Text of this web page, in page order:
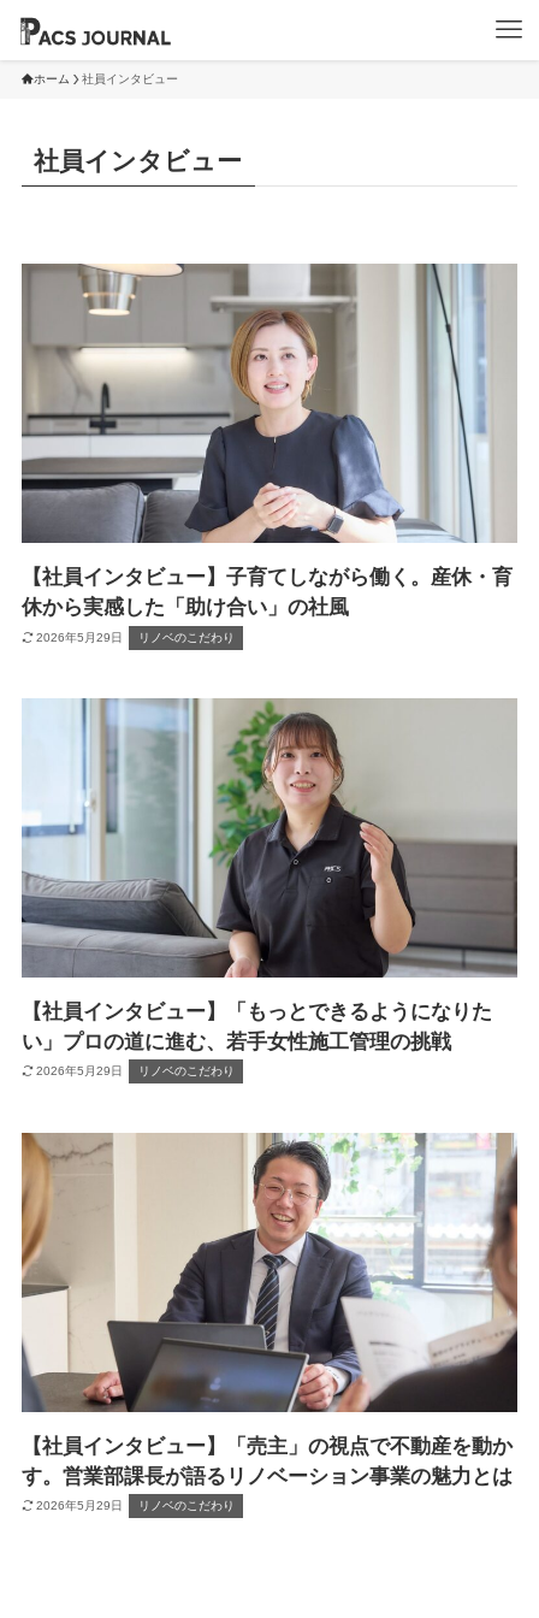
ホーム 社員インタビュー
社員インタビュー
【社員インタビュー】子育てしながら働く。産休・育
休から実感した「助け合い」の社風
2026年5月29日 リノベのこだわり
【社員インタビュー】「もっとできるようになりた
い」プロの道に進む、若手女性施工管理の挑戦
2026年5月29日 リノベのこだわり
【社員インタビュー】「売主」の視点で不動産を動か
す。営業部課長が語るリノベーション事業の魅力とは
2026年5月29日 リノベのこだわり